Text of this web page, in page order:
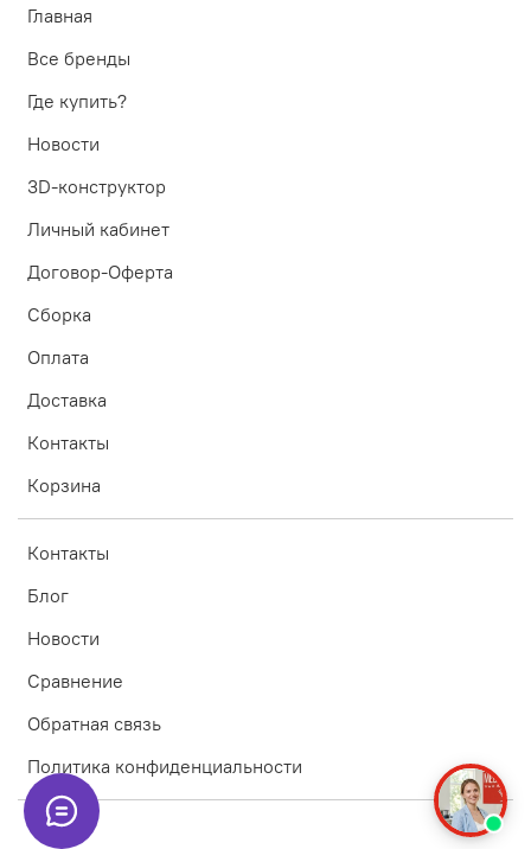
Главная
Все бренды
Где купить?
Новости
3D-конструктор
Личный кабинет
Договор-Оферта
Сборка
Оплата
Доставка
Контакты
Корзина
Контакты
Блог
Новости
Сравнение
Обратная связь
Политика конфиденциальности